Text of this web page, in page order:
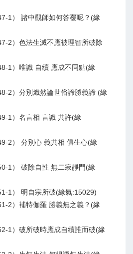
1） 諸中觀師如何答覆呢？(緣
2）色法生滅不應被理智所破除
1）唯識 自續 應成不同點(緣
2）分別熾然論世俗諦勝義諦 (緣
1）名言相 言識 共許(緣
2） 分別心 義共相 俱生心(緣
1） 破除自性 無二寂靜門(緣
1） 明自宗所破(緣氣:15029)
2）補特伽羅 勝義無之義？(緣
1）破所破時應成自續誰而破(緣